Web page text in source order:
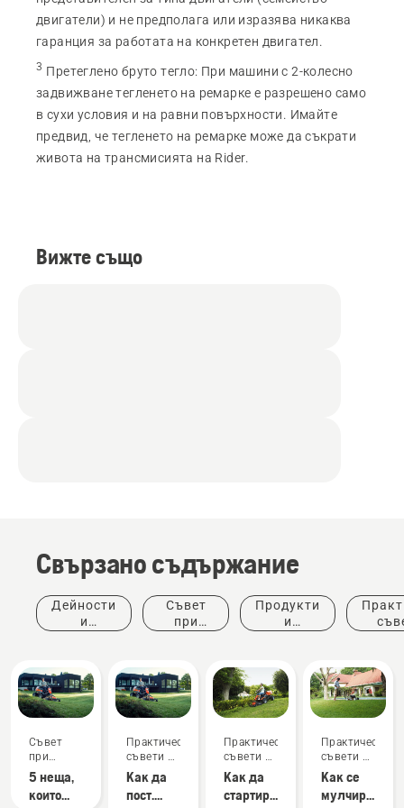
двигатели) и не предполага или изразява никаква
гаранция за работата на конкретен двигател.
3 Претеглено бруто тегло: При машини с 2-колесно
задвижване тегленето на ремарке е разрешено само
в сухи условия и на равни повърхности. Имайте
предвид, че тегленето на ремарке може да съкрати
живота на трансмисията на Rider.
Вижте също
Свързано съдържание
Дейности
и
Съвет
при
Продукти
и
Съвет
при
покупка
5 неща,
които
Практически
съвети и
ръководства
Как да
пост.
Практически
съвети и
ръководства
Как да
стартирате
Практически
съвети и
ръководства
Как се
мулчират